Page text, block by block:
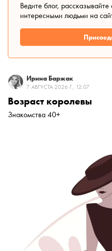
Ведите блог,
интересными людьми на
Ирина Баржак
7 АВГУСТА 2026 Г., 12:07
Возраст королевы
Знакомства 40+